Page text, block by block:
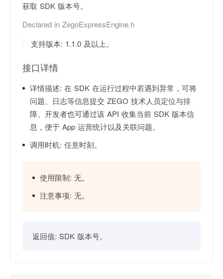
获取 SDK 版本号。
Declared in ZegoExpressEngine.h
支持版本: 1.1.0 及以上。
接口详情
详情描述: 在 SDK 在运行过程中若遇到异常，可将
问题、日志等信息提交 ZEGO 技术人员定位与排
障。开发者也可通过该 API 收集当前 SDK 版本信
息，便于 App 运营统计以及关联问题。
调用时机: 任意时刻。
使用限制: 无。
注意事项: 无。
返回值: SDK 版本号。